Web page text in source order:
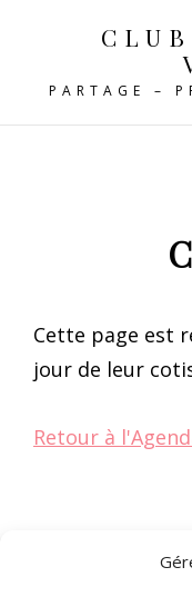
PARTAGE –
Cette page est
jour de leur
Retour à